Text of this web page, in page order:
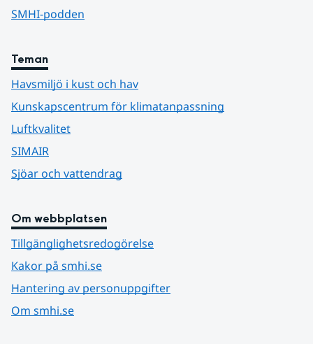
SMHI-podden
Teman
Havsmiljö i kust och hav
Kunskapscentrum för klimatanpassning
Luftkvalitet
SIMAIR
Sjöar och vattendrag
Om webbplatsen
Tillgänglighetsredogörelse
Kakor på smhi.se
Hantering av personuppgifter
Om smhi.se